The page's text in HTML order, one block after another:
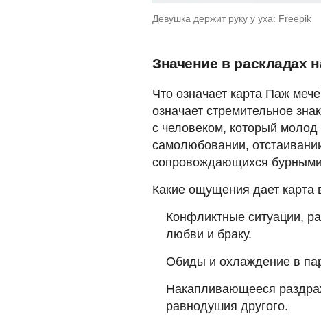
Девушка держит руку у уха: Freepik
Значение в раскладах
Что означает карта Паж
означает стремительное
с человеком, который
самолюбовании,
сопровождающихся
Какие ощущения дает
Конфликтные ситуации,
любви и браку.
Обиды и охлаждение в
Накапливающееся
равнодушия другого.